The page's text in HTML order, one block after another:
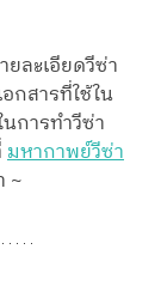
ละเอียดวีซ่า
กสารที่ใช้ใน
การทำวีซ่า
มหากาพย์วีซ่า
~